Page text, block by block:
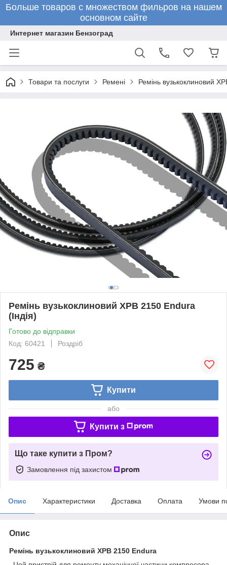
Больше товаров с множеством фильров на нашем
основном сайте
Интернет магазин Бензоград
Товари та послуги Ремені Ремінь вузькоклиновий
Ремінь вузькоклиновий XPB 2150 Endura
(Індія)
Готово до відправки
Код: 60421
Роздріб
725 ₴
Купити
або
Купити з
Що таке купити з Пром?
Замовлення під захистом
Опис Характеристики Доставка Оплата Умови
Опис
Ремінь вузькоклиновий XPB 2150 Endura